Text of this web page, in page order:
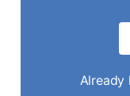
Already